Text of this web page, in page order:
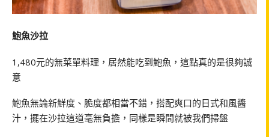
鮑魚沙拉
1,480元的無菜單料理，居然能吃到鮑魚，這點真的是很夠誠
意
鮑魚無論新鮮度、脆度都相當不錯，搭配爽口的日式和風醬
汁，擺在沙拉這道毫無負擔，同樣是瞬間就被我們掃盤